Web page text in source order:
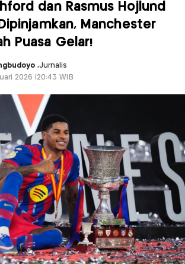
dan Rasmus Hojlund
Manchester
Puasa Gelar!
,Jurnalis
2026 |20:43 WIB